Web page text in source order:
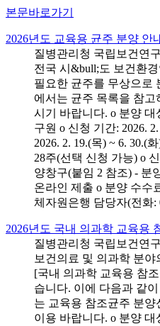
본문바로가기
2026년도 교육용 균주 분양 안
질병관리청 국립보건연
전국 시&bull;도 보건환
필요한 균주를 무상으로
에서는 균주 목록을 참
시기 바랍니다. o 분양
구원 o 신청 기간: 2026.
2026. 2. 19.(목) ~ 6. 30.(
28주(선택 신청 가능) o
양창구(붙임 2 참조) - 분
온라인 제출 o 분양 수수
체자원은행 담당자(전화:
2026년도 국내 의과학 교육용
질병관리청 국립보건연
보건의료 및 의과학 분
[국내 의과학 교육용 참
습니다. 이에 다음과 같
는 교육용 참조균주 분
이용 바랍니다. o 분양